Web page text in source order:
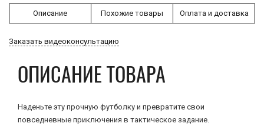
Описание Похожие товары Оплата и доставка
Заказать видеоконсультацию
ОПИСАНИЕ ТОВАРА
Наденьте эту прочную футболку и превратите свои
повседневные приключения в тактическое задание.